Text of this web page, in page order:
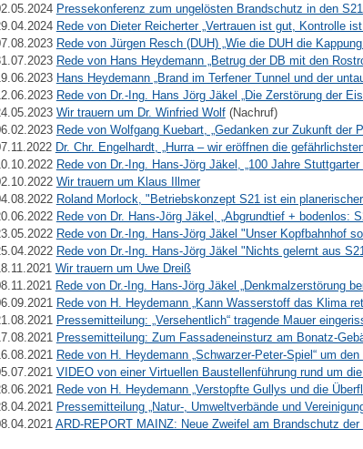
Pressekonferenz zum ungelösten Brandschutz in den
Rede von Dieter Reicherter „Vertrauen ist gut, Kontrolle
Rede von Jürgen Resch (DUH) „Wie die DUH die
Rede von Hans Heydemann „Betrug der DB mit den
Hans Heydemann „Brand im Terfener Tunnel und der
Rede von Dr.-Ing. Hans Jörg Jäkel „Die Zerstörung der
Wir trauern um Dr. Winfried Wolf(Nachruf)
Rede von Wolfgang Kuebart, „Gedanken zur Zukunft der
Dr. Chr. Engelhardt, „Hurra – wir eröffnen die
Rede von Dr.-Ing. Hans-Jörg Jäkel, „100 Jahre
Wir trauern um Klaus Illmer
Roland Morlock, "Betriebskonzept S21 ist ein
Rede von Dr. Hans-Jörg Jäkel, „Abgrundtief + bodenlos:
Rede von Dr.-Ing. Hans-Jörg Jäkel "Unser Kopfbahnhof
Rede von Dr.-Ing. Hans-Jörg Jäkel "Nichts gelernt aus
Wir trauern um Uwe Dreiß
Rede von Dr.-Ing. Hans-Jörg Jäkel „Denkmalzerstörung
Rede von H. Heydemann „Kann Wasserstoff das Klima
Pressemitteilung: „Versehentlich“ tragende Mauer
Pressemitteilung: Zum Fassadeneinsturz am Bonatz-
Rede von H. Heydemann „Schwarzer-Peter-Spiel“ um
VIDEO von einer Virtuellen Baustellenführung rund um
Rede von H. Heydemann „Verstopfte Gullys und die
Pressemitteilung „Natur-, Umweltverbände und
ARD-REPORT MAINZ: Neue Zweifel am Brandschutz